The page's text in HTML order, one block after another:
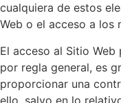
cualquiera de estos
Web o el acceso a los
El acceso al Sitio
por regla general, es
proporcionar una
ello, salvo en lo